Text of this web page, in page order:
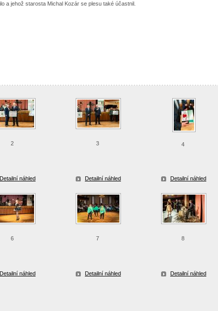
a jehož starosta Michal Kozár se plesu také účastnil.
2
Detailní náhled
3
Detailní náhled
4
Detailní náhled
6
Detailní náhled
7
Detailní náhled
8
Detailní náhled